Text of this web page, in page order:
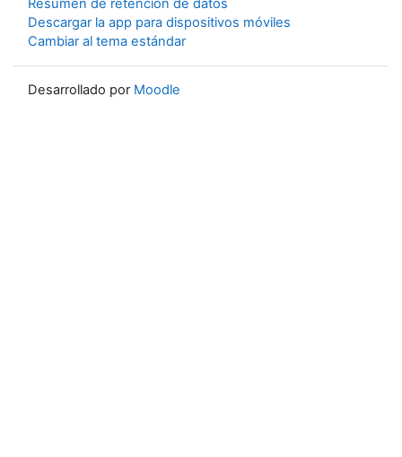
Resumen de retención de datos
Descargar la app para dispositivos móviles
Cambiar al tema estándar
Desarrollado por Moodle